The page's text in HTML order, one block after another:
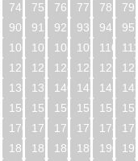
74 75 76 77 78
79
90 91 92 93 94
95
106 107 108 109 110
122 123 124 125 126
138 139 140 141 142
154 155 156 157 158
170 171 172 173 174
186 187 188 189 190